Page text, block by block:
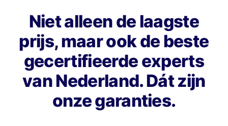
Niet alleen de laagste
prijs, maar ook de beste
gecertifieerde experts
van Nederland. Dát zijn
onze garanties.